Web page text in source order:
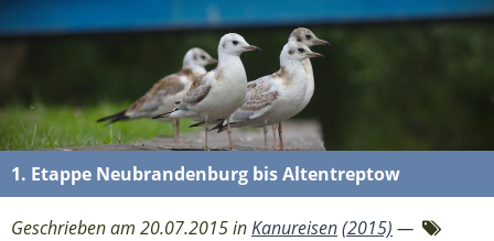
1. Etappe Neubrandenburg bis Altentreptow
Geschrieben am 20.07.2015 inKanureisen(2015) —